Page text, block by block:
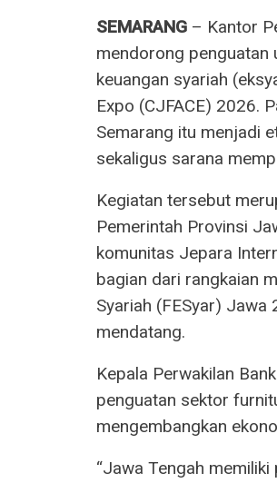
SEMARANG – Kantor
mendorong penguatan
keuangan syariah
Expo (CJFACE) 2026.
Semarang itu menjadi
sekaligus sarana
Kegiatan tersebut
Pemerintah Provinsi
komunitas Jepara
bagian dari rangkaian
Syariah (FESyar)
mendatang.
Kepala Perwakilan
penguatan sektor
mengembangkan
“Jawa Tengah